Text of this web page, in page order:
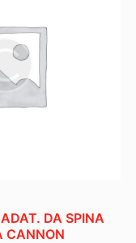
DA SPINA
CANNON